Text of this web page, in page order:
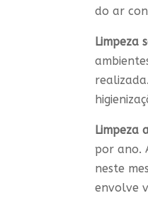
do ar
Limpeza
Limpeza
por ano.
neste
envolve